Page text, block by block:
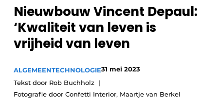
Jaarboek
Jubileumboek
Meest gelezen
Podcasts
Privacy / Cookie statement
Ziekenhuizen
Woonzorg & Verpleeghuizen
Privéklinieken
Laboratoria
Nieuwbouw Vincent Depaul:
‘Kwaliteit van leven is
vrijheid van leven
ALGEMEENTECHNOLOGIE31 mei 2023
Tekst door Rob Buchholz
Fotografie door Confetti Interior, Maartje van Berkel